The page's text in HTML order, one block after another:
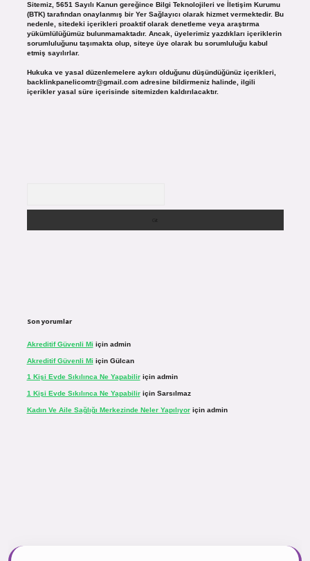
Sitemiz, 5651 Sayılı Kanun gereğince Bilgi Teknolojileri ve İletişim Kurumu
(BTK) tarafından onaylanmış bir Yer Sağlayıcı olarak hizmet vermektedir. Bu
nedenle, sitedeki içerikleri proaktif olarak denetleme veya araştırma
yükümlülüğümüz bulunmamaktadır. Ancak, üyelerimiz yazdıkları içeriklerin
sorumluluğunu taşımakta olup, siteye üye olarak bu sorumluluğu kabul
etmiş sayılırlar.
Hukuka ve yasal düzenlemelere aykırı olduğunu düşündüğünüz içerikleri,
backlinkpanelicomtr@gmail.comadresine bildirmeniz halinde, ilgili
içerikler yasal süre içerisinde sitemizden kaldırılacaktır.
Son yorumlar
Akreditif Güvenli Mi için admin
Akreditif Güvenli Mi için Gülcan
1 Kişi Evde Sıkılınca Ne Yapabiliriçin admin
1 Kişi Evde Sıkılınca Ne Yapabiliriçin Sarsılmaz
Kadın Ve Aile Sağlığı Merkezinde Neler Yapılıyoriçin admin